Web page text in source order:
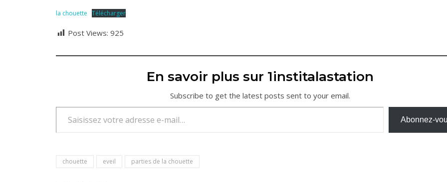
la chouette Télécharger
Post Views: 925
En savoir plus sur 1institalastation
Subscribe to get the latest posts sent to your email.
Saisissez votre adresse e-mail…
Abonnez-
chouette eveil parties de la chouette